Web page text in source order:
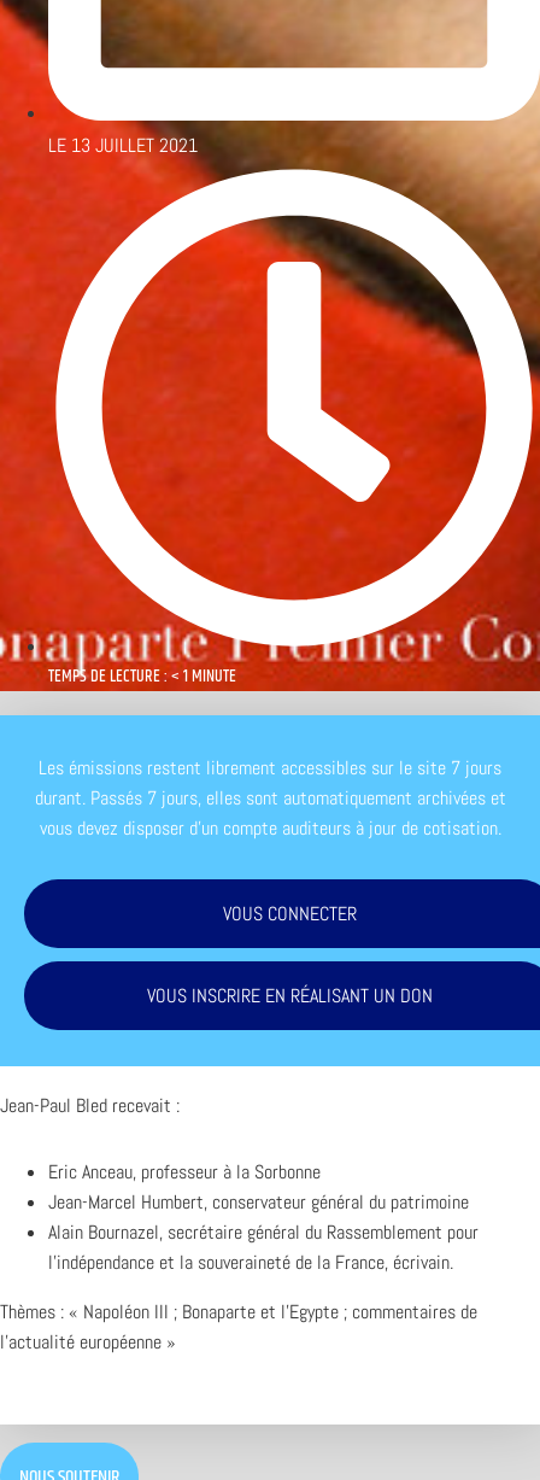
LE 13 JUILLET 2021
TEMPS DE LECTURE : < 1 MINUTE
Les émissions restent librement accessibles sur le site 7 jours
durant. Passés 7 jours, elles sont automatiquement archivées et
vous devez disposer d'un compte auditeurs à jour de cotisation.
VOUS CONNECTER
VOUS INSCRIRE EN RÉALISANT UN DON
Jean-Paul Bled recevait :
Eric Anceau, professeur à la Sorbonne
Jean-Marcel Humbert, conservateur général du patrimoine
Alain Bournazel, secrétaire général du Rassemblement pour
l’indépendance et la souveraineté de la France, écrivain.
Thèmes : « Napoléon III ; Bonaparte et l’Egypte ; commentaires de
l’actualité européenne »